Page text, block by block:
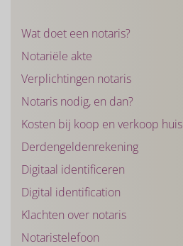
Wat doet een notaris?
Notariële akte
Verplichtingen notaris
Notaris nodig, en dan?
Kosten bij koop en verkoop huis
Derdengeldenrekening
Digitaal identificeren
Digital identification
Klachten over notaris
Notaristelefoon